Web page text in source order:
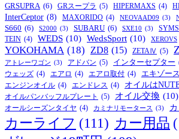
GRSUPRA (6) GRスープラ (5) HIPERMAXS (4)
InterCeptor (8) MAXORIDO (4) NEOVAAD09 (3)
S660 (6) S2000 (3) SUBARU (6) SXE10 (3) SYMS
TEIN (4) WEDS (10) WedsSport (10) XEROVS
YOKOHAMA (18) ZD8 (15) ZETAⅣ (5)
アトレーワゴン (3) アドバン (5) インターセプター
ウェッズ (4) エアロ (4) エアロ取付 (4) エキゾー
エンジンオイル (4) エンドレス (4) オイルは
オイルパンバッフルプレート (5) オイル交換 (10)
オールシーズンタイヤ (4) カミナリモータース (3)
カーライフ (111) カー用品